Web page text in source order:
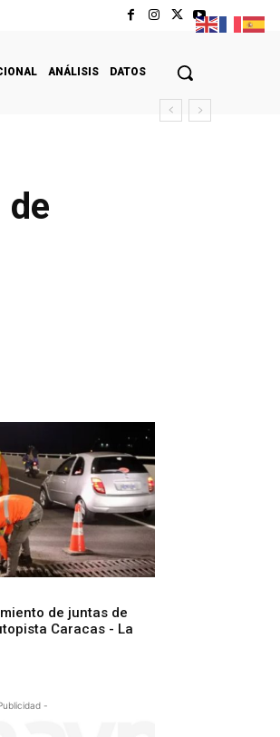
ANÁLISIS DATOS
de
de juntas de
Caracas - La
-